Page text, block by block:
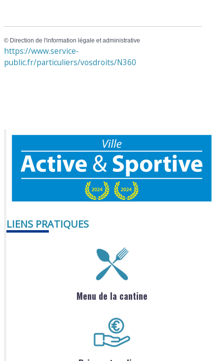
© Direction de l'information légale et administrative
https://www.service-
public.fr/particuliers/vosdroits/N360
LIENS PRATIQUES
Menu de la cantine